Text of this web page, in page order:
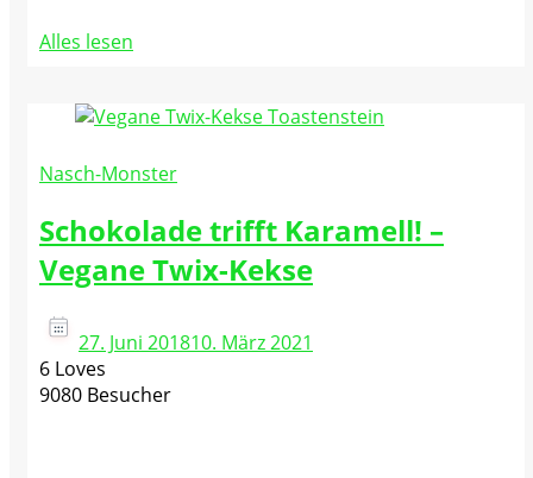
Alles lesen
Nasch-Monster
Schokolade trifft Karamell! –
Vegane Twix-Kekse
27. Juni 201810. März 2021
6 Loves
9080 Besucher